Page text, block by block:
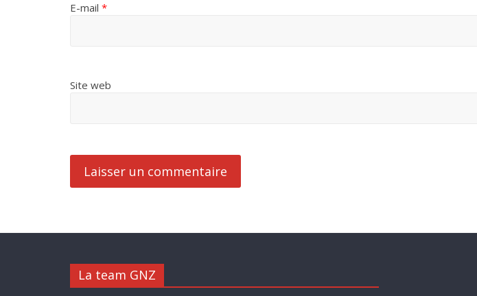
E-mail *
Site web
La team GNZ